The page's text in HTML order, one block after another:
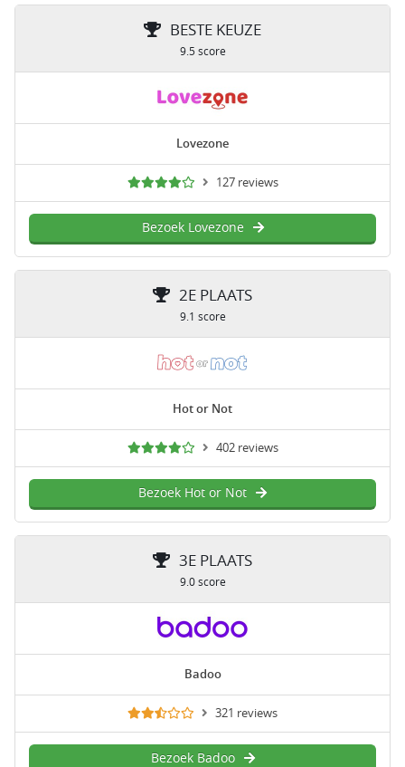
BESTE KEUZE
9.5 score
Lovezone
127 reviews
Bezoek Lovezone
2E PLAATS
9.1 score
Hot or Not
402 reviews
Bezoek Hot or Not
3E PLAATS
9.0 score
Badoo
321 reviews
Bezoek Badoo